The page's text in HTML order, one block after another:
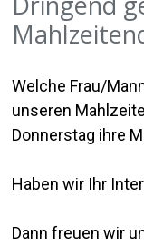
Welche Frau/
unseren
Donnerstag ihre
Haben wir Ihr
Dann freuen wir